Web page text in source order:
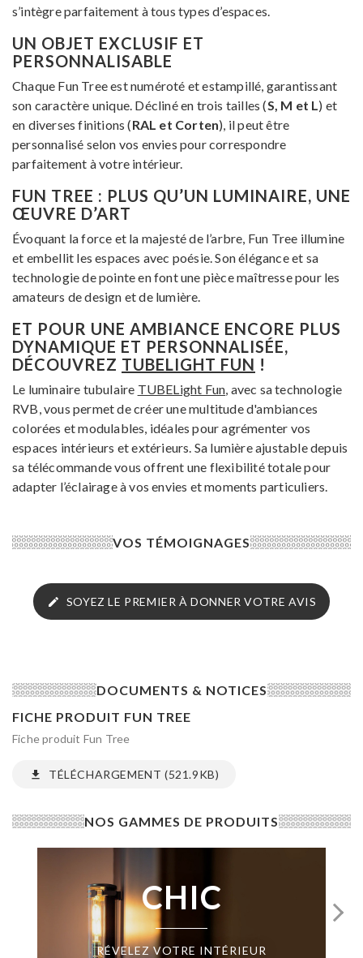
s’intègre parfaitement à tous types d’espaces.
UN OBJET EXCLUSIF ET
PERSONNALISABLE
Chaque Fun Tree est numéroté et estampillé, garantissant
son caractère unique. Décliné en trois tailles (S, M et L) et
en diverses finitions (RAL et Corten), il peut être
personnalisé selon vos envies pour correspondre
parfaitement à votre intérieur.
FUN TREE : PLUS QU’UN LUMINAIRE, UNE
ŒUVRE D’ART
Évoquant la force et la majesté de l’arbre, Fun Tree illumine
et embellit les espaces avec poésie. Son élégance et sa
technologie de pointe en font une pièce maîtresse pour les
amateurs de design et de lumière.
ET POUR UNE AMBIANCE ENCORE PLUS
DYNAMIQUE ET PERSONNALISÉE,
DÉCOUVREZ TUBELIGHT FUN !
Le luminaire tubulaire TUBELight Fun, avec sa technologie
RVB, vous permet de créer une multitude d'ambiances
colorées et modulables, idéales pour agrémenter vos
espaces intérieurs et extérieurs. Sa lumière ajustable depuis
sa télécommande vous offrent une flexibilité totale pour
adapter l’éclairage à vos envies et moments particuliers.
VOS TÉMOIGNAGES
SOYEZ LE PREMIER À DONNER VOTRE AVIS
DOCUMENTS & NOTICES
FICHE PRODUIT FUN TREE
Fiche produit Fun Tree
file_download TÉLÉCHARGEMENT (521.9KB)
NOS GAMMES DE PRODUITS
CHIC
RÉVELEZ VOTRE INTÉRIEUR